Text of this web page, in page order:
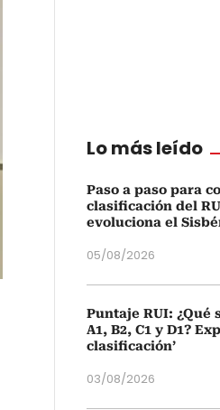
Lo más leído
Paso a paso para
clasificación del
evoluciona el
05/08/2026
Puntaje RUI:
A1, B2, C1 y D1?
clasificación’
03/08/2026